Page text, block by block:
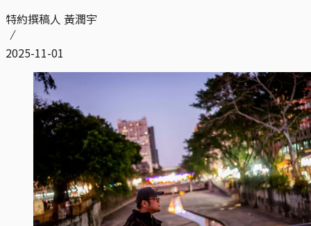
特約撰稿人 黃潤宇
2025-11-01